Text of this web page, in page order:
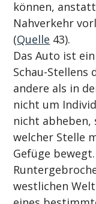
können,
Nahverkehr
(Quelle 43).
Das Auto ist
Schau-Stellens
andere als in
nicht um
nicht abheben,
welcher Stelle
Gefüge bewegt.
westlichen